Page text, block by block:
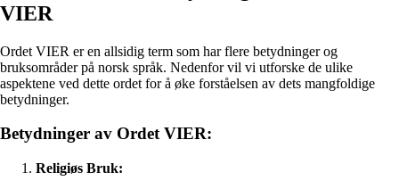
VIER
Ordet VIER er en allsidig term som har flere betydninger og
bruksområder på norsk språk. Nedenfor vil vi utforske de ulike
aspektene ved dette ordet for å øke forståelsen av dets mangfoldige
betydninger.
Betydninger av Ordet VIER:
Religiøs Bruk: